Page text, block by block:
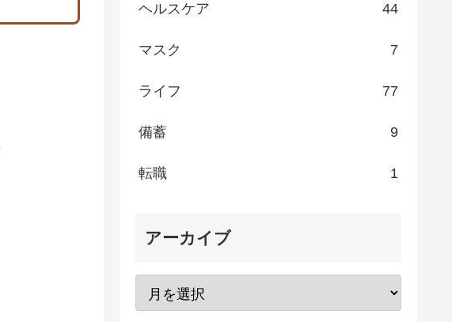
ヘルスケア 44
マスク 7
ライフ 77
備蓄 9
転職 1
アーカイブ